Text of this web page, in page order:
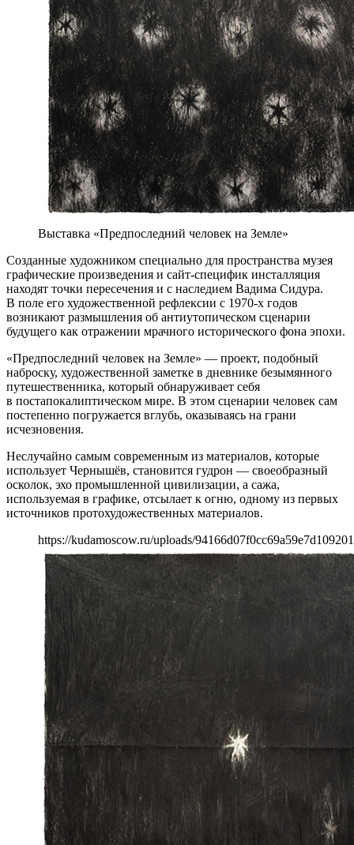
Выставка «Предпоследний человек на Земле»
Созданные художником специально для пространства музея
графические произведения и сайт-специфик инсталляция
находят точки пересечения и с наследием Вадима Сидура.
В поле его художественной рефлексии с 1970-х годов
возникают размышления об антиутопическом сценарии
будущего как отражении мрачного исторического фона эпохи.
«Предпоследний человек на Земле» — проект, подобный
наброску, художественной заметке в дневнике безымянного
путешественника, который обнаруживает себя
в постапокалиптическом мире. В этом сценарии человек сам
постепенно погружается вглубь, оказываясь на грани
исчезновения.
Неслучайно самым современным из материалов, которые
использует Чернышёв, становится гудрон — своеобразный
осколок, эхо промышленной цивилизации, а сажа,
используемая в графике, отсылает к огню, одному из первых
источников протохудожественных материалов.
https://kudamoscow.ru/uploads/